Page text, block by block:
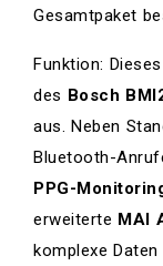
Gesamtpaket
Funktion:
des Bosch
aus. Neben
Bluetooth-
PPG-
erweiterte MAI
komplexe